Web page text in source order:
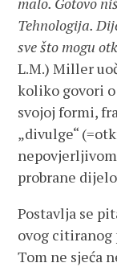
Tehnologija.
sve što mogu
L.M.) Miller
koliko govori
svojoj formi,
„divulge“
probrane
Postavlja se
ovog citiranog
Tom ne sjeća